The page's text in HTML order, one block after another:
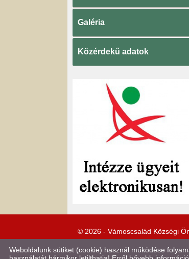
Galéria
Közérdekű adatok
© 2026 - Vámoscsalád Községi
Weboldalunk sütiket (cookie) használ működése